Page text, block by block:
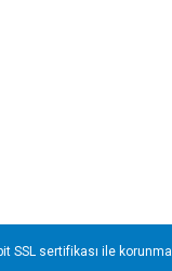
SSL sertifikası ile